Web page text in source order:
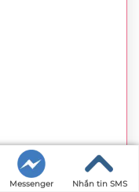
Messenger Nhắn tin SMS